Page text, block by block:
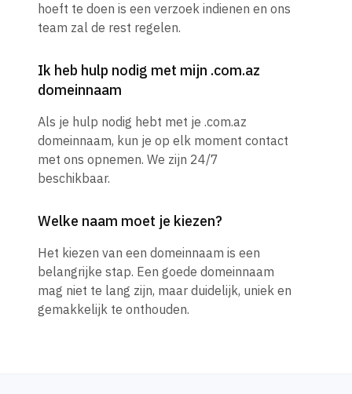
hoeft te doen is een verzoek indienen en ons
team zal de rest regelen.
Ik heb hulp nodig met mijn .com.az
domeinnaam
Als je hulp nodig hebt met je .com.az
domeinnaam, kun je op elk moment contact
met ons opnemen. We zijn 24/7
beschikbaar.
Welke naam moet je kiezen?
Het kiezen van een domeinnaam is een
belangrijke stap. Een goede domeinnaam
mag niet te lang zijn, maar duidelijk, uniek en
gemakkelijk te onthouden.